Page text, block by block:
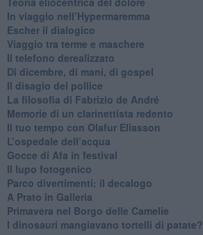
In viaggio nell’Hypermaremma
​Escher il dialogico
​Viaggio tra terme e maschere
Il telefono derealizzato
​Di dicembre, di mani, di gospel
​Il disagio del pollice
​La filosofia di Fabrizio de André
Memorie di un clarinettista redento
​Il tuo tempo con Olafur Eliasson
​L’ospedale dell’acqua
​Gocce di Afa in festival
​Il lupo fotogenico
​Parco divertimenti: il decalogo
​A Prato in Galleria
​Primavera nel Borgo delle Camelie
I dinosauri mangiavano tortelli di patate?